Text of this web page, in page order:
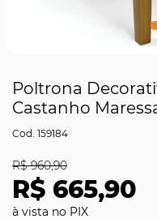
Poltrona
Castanho
159184
R$ 665,90
R$ 960,90